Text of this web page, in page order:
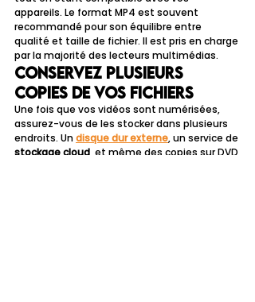
appareils. Le format MP4 est souvent
recommandé pour son équilibre entre
qualité et taille de fichier. Il est pris en charge
par la majorité des lecteurs multimédias.
Conservez plusieurs
copies de vos fichiers
Une fois que vos vidéos sont numérisées,
assurez-vous de les stocker dans plusieurs
endroits. Un disque dur externe, un service de
stockage cloud , et même des copies sur DVD